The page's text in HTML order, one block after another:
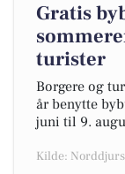
Gratis
turister
Borgere og
år benytte
juni til 9.
Kilde: